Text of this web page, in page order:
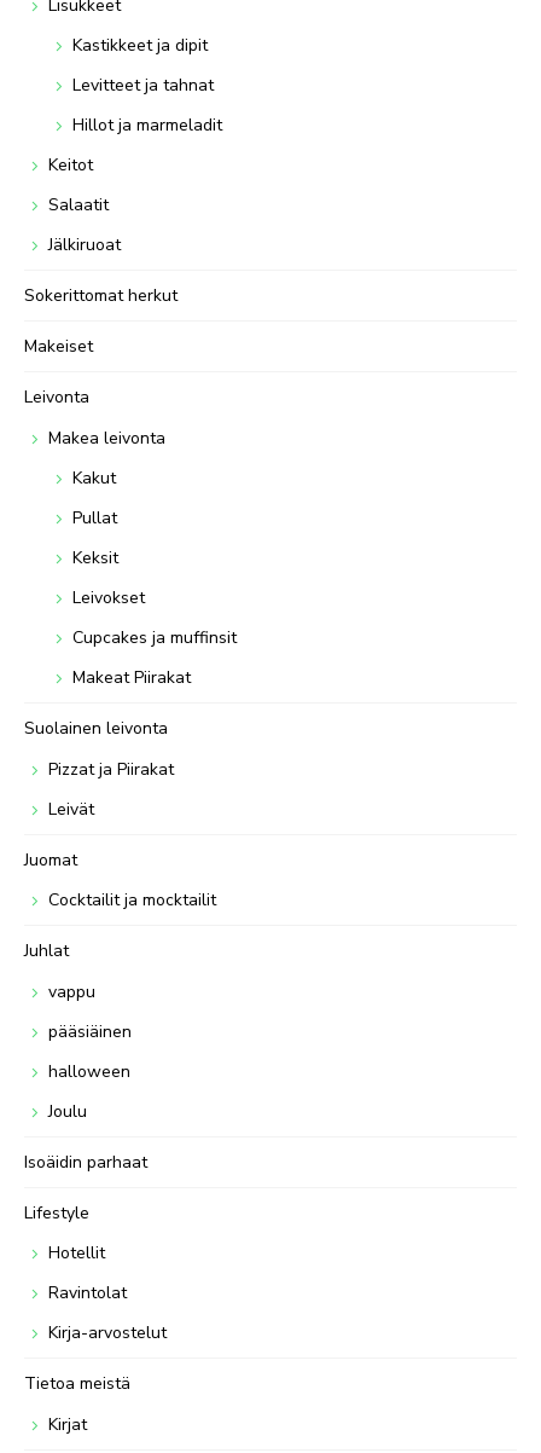
Lisukkeet
Kastikkeet ja dipit
Levitteet ja tahnat
Hillot ja marmeladit
Keitot
Salaatit
Jälkiruoat
Sokerittomat herkut
Makeiset
Leivonta
Makea leivonta
Kakut
Pullat
Keksit
Leivokset
Cupcakes ja muffinsit
Makeat Piirakat
Suolainen leivonta
Pizzat ja Piirakat
Leivät
Juomat
Cocktailit ja mocktailit
Juhlat
vappu
pääsiäinen
halloween
Joulu
Isoäidin parhaat
Lifestyle
Hotellit
Ravintolat
Kirja-arvostelut
Tietoa meistä
Kirjat